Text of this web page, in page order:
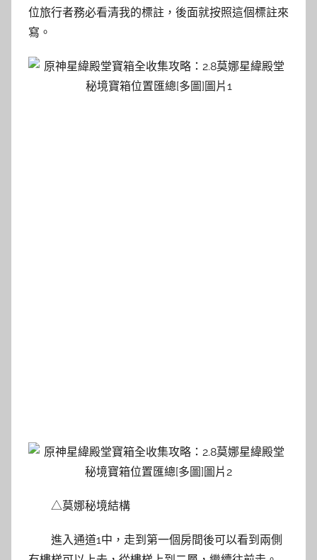
位旅行者務必看清我的標註，後面就按照這個標註來
寫。
△莫娜秘境結構
進入通道1中，走到第一個房間後可以看到兩側